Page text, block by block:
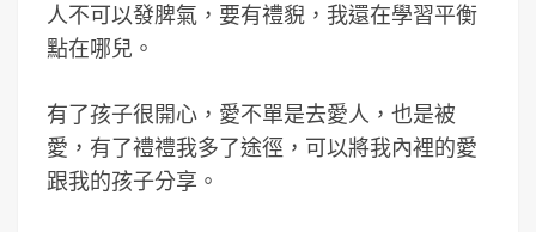
人不可以發脾氣，要有禮貎，我還在學習平衡
點在哪兒。
有了孩子很開心，愛不單是去愛人，也是被
愛，有了禮禮我多了途徑，可以將我內裡的愛
跟我的孩子分享。